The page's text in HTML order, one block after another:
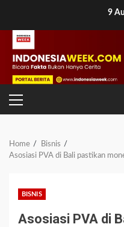
content
9
PRIMARY
MENU
Home
Bisnis
Asosiasi PVA di Bali pastikan
BISNIS
Asosiasi PVA di